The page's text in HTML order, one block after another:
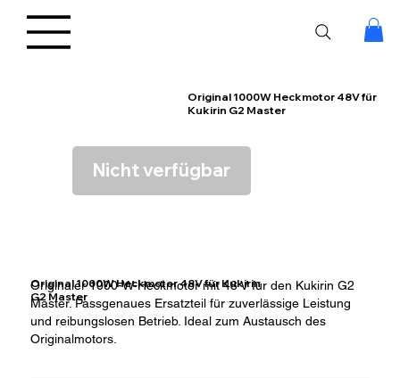
Original 1000W Heckmotor 48V für
Kukirin G2 Master
Nicht verfügbar
Original 1000W Heckmotor 48V für Kukirin
G2 Master
Originaler 1000-W-Heckmotor mit 48 V für den Kukirin G2
Master. Passgenaues Ersatzteil für zuverlässige Leistung
und reibungslosen Betrieb. Ideal zum Austausch des
Originalmotors.